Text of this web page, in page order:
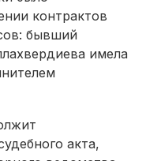
контрактов
бывший
имела
акта,